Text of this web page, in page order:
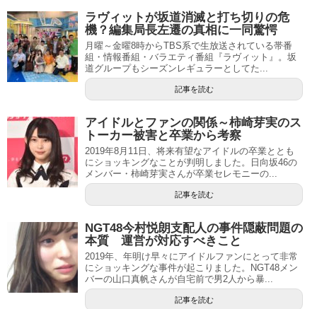
ラヴィットが坂道消滅と打ち切りの危
機？編集局長左遷の真相に一同驚愕
月曜～金曜8時からTBS系で生放送されている帯番
組・情報番組・バラエティ番組『ラヴィット』。坂
道グループもシーズンレギュラーとしてた...
記事を読む
アイドルとファンの関係～柿崎芽実のス
トーカー被害と卒業から考察
2019年8月11日、将来有望なアイドルの卒業ととも
にショッキングなことが判明しました。日向坂46の
メンバー・柿崎芽実さんが卒業セレモニーの...
記事を読む
NGT48今村悦朗支配人の事件隠蔽問題の
本質 運営が対応すべきこと
2019年、年明け早々にアイドルファンにとって非常
にショッキングな事件が起こりました。NGT48メン
バーの山口真帆さんが自宅前で男2人から暴...
記事を読む